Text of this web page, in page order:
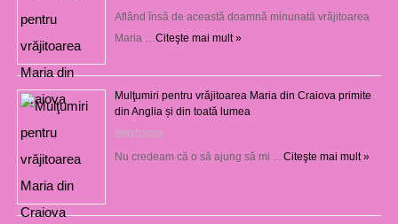
Aflând însă de această doamnă minunată vrăjitoarea
Maria … Citeşte mai mult »
Mulţumiri pentru vrăjitoarea Maria din Craiova primite
din Anglia și din toată lumea
29/07/2026
Nu credeam că o să ajung să mi … Citeşte mai mult »